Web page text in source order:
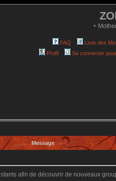
+
FAQ Liste des
Profil
Se connecter
Message
afin de découvrir de nouveaux